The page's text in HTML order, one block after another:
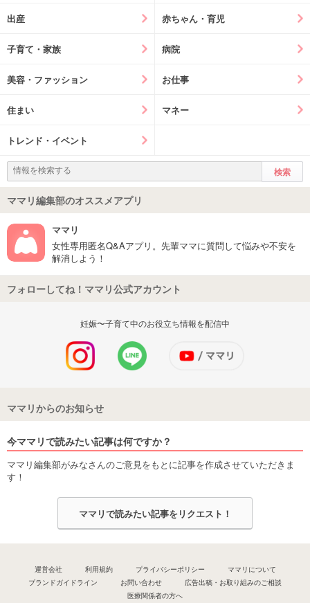
出産 赤ちゃん・育児
子育て・家族 病院
美容・ファッション お仕事
住まい マネー
トレンド・イベント
ママリ編集部のオススメアプリ
ママリ
女性専用匿名Q&Aアプリ。先輩ママに質問して悩みや不安を
解消しよう！
フォローしてね！ママリ公式アカウント
妊娠〜子育て中のお役立ち情報を配信中
ママリからのお知らせ
今ママリで読みたい記事は何ですか？
ママリ編集部がみなさんのご意見をもとに記事を作成させていただきま
す！
ママリで読みたい記事をリクエスト！
運営会社 利用規約 プライバシーポリシー
ママリについて
ブランドガイドライン
お問い合わせ
広告出稿・お取り組みのご相談
医療関係者の方へ